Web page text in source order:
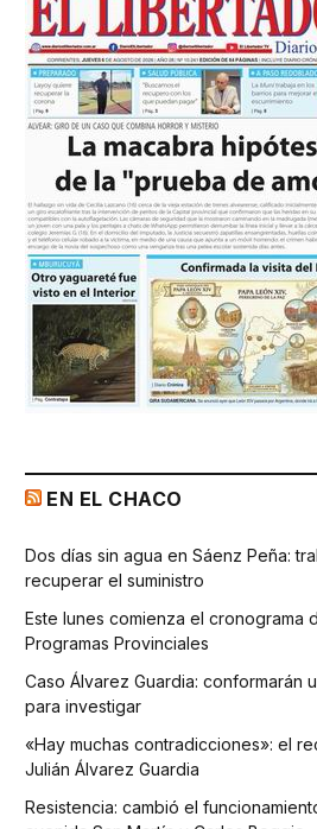
EN EL CHACO
Dos días sin agua en Sáenz Peña:
recuperar el suministro
Este lunes comienza el cronograma
Programas Provinciales
Caso Álvarez Guardia: conformarán
para investigar
«Hay muchas contradicciones»: el
Julián Álvarez Guardia
Resistencia: cambió el